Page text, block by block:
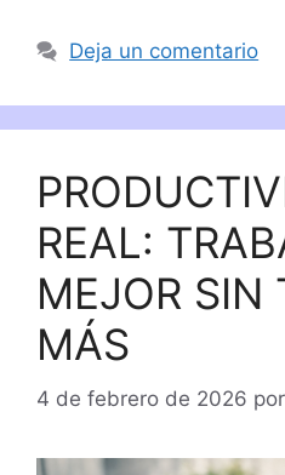
Deja un comentario
REAL:
MEJOR SIN
MÁS
4 de febrero de 2026 por